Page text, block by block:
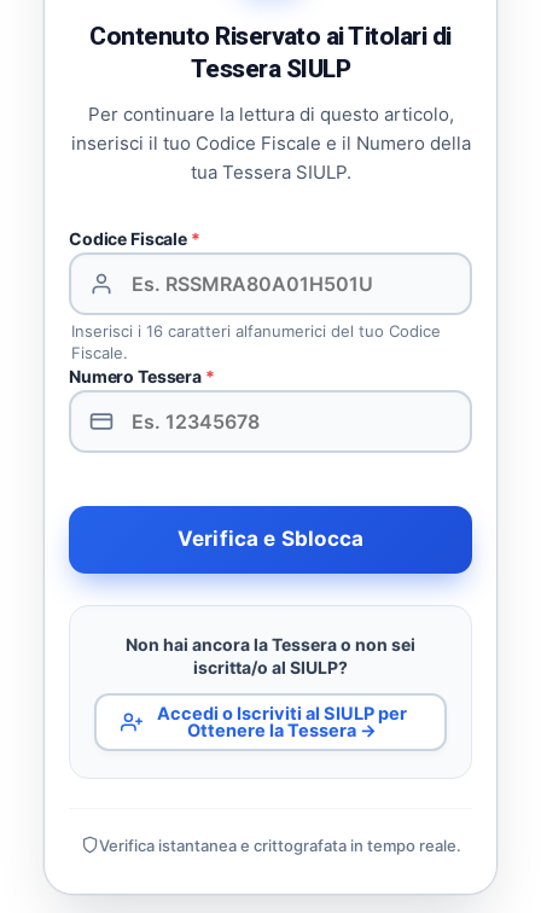
Contenuto Riservato ai Titolari di
Tessera SIULP
Per continuare la lettura di questo articolo,
inserisci il tuo Codice Fiscale e il Numero della
tua Tessera SIULP.
Codice Fiscale *
Inserisci i 16 caratteri alfanumerici del tuo Codice
Fiscale.
Numero Tessera *
Verifica e Sblocca
Non hai ancora la Tessera o non sei
iscritta/o al SIULP?
Accedi o Iscriviti al SIULP per
Ottenere la Tessera →
Verifica istantanea e crittografata in tempo reale.